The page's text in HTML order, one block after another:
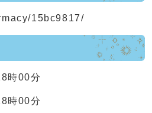
15bc9817/
時00分
時00分